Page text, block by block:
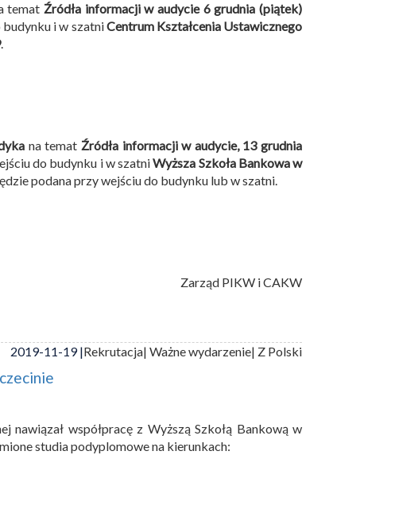
tematŹródła informacji w audycie 6 grudnia (piątek)
i w szatniCentrum Kształcenia Ustawicznego
.
na temat Źródła informacji w audycie, 13 grudnia
do budynku i w szatniWyższa Szkoła Bankowa w
podana przy wejściu do budynku lub w szatni.
Zarząd PIKW i CAKW
2019-11-19 |Rekrutacja| Ważne wydarzenie| Z Polski
współpracę z Wyższą Szkołą Bankową w
studia podyplomowe na kierunkach: